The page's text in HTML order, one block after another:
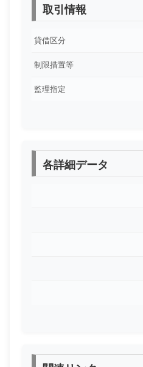
取引情報
貸借区分
制限措置等
監理指定
各詳細データ